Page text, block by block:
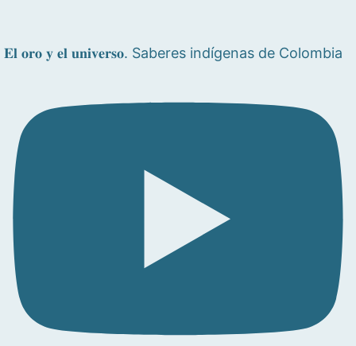
𝐄𝐥 𝐨𝐫𝐨 𝐲 𝐞𝐥 𝐮𝐧𝐢𝐯𝐞𝐫𝐬𝐨. Saberes indígenas de Colombia